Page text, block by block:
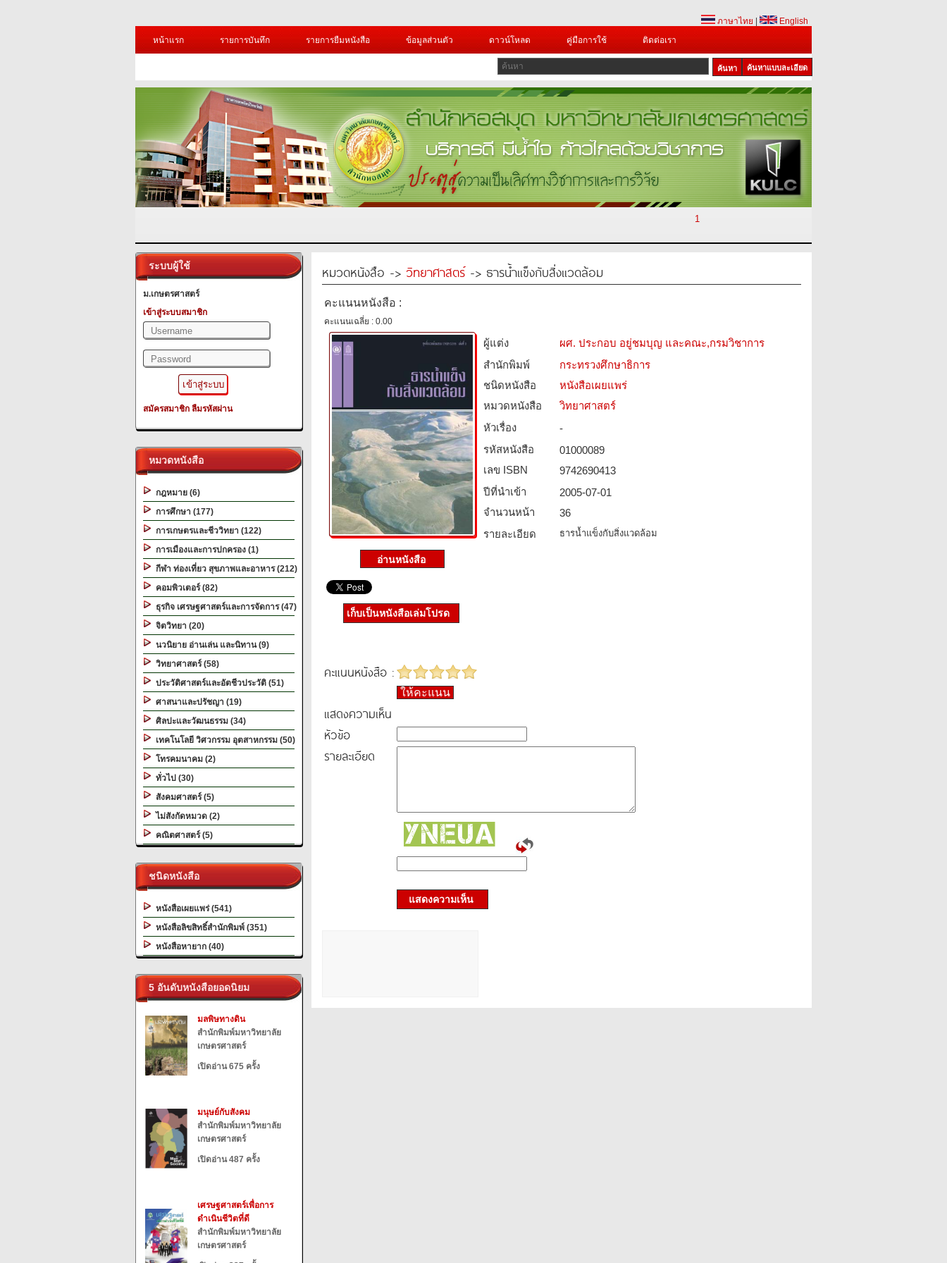
ภาษาไทย
English
หน้าแรก
รายการบันทึก รายการยืมหนังสือ ข้อมูลส่วนตัว ดาวน์โหลด คู่มือการใช้ ติดต่อเรา
ค้นหาแบบละเอียด
1
ระบบผู้ใช้
ม.เกษตรศาสตร์
เข้าสู่ระบบสมาชิก
สมัครสมาชิก ลืมรหัสผ่าน
หมวดหนังสือ
กฎหมาย (6)
การศึกษา (177)
การเกษตรและชีววิทยา (122)
การเมืองและการปกครอง (1)
กีฬา ท่องเที่ยว สุขภาพและอาหาร (212)
คอมพิวเตอร์ (82)
ธุรกิจ เศรษฐศาสตร์และการจัดการ (47)
จิตวิทยา (20)
นวนิยาย อ่านเล่น และนิทาน (9)
วิทยาศาสตร์ (58)
ประวัติศาสตร์และอัตชีวประวัติ (51)
ศาสนาและปรัชญา (19)
ศิลปะและวัฒนธรรม (34)
เทคโนโลยี วิศวกรรม อุตสาหกรรม (50)
โทรคมนาคม (2)
ทั่วไป (30)
สังคมศาสตร์ (5)
ไม่สังกัดหมวด (2)
คณิตศาสตร์ (5)
ชนิดหนังสือ
หนังสือเผยแพร่ (541)
หนังสือลิขสิทธิ์สำนักพิมพ์ (351)
หนังสือหายาก (40)
5 อันดับหนังสือยอดนิยม
มลพิษทางดิน
สำนักพิมพ์มหาวิทยาลัย
เกษตรศาสตร์
เปิดอ่าน 675 ครั้ง
มนุษย์กับสังคม
สำนักพิมพ์มหาวิทยาลัย
เกษตรศาสตร์
เปิดอ่าน 487 ครั้ง
เศรษฐศาสตร์เพื่อการ
ดำเนินชีวิตที่ดี
สำนักพิมพ์มหาวิทยาลัย
เกษตรศาสตร์
หมวดหนังสือ -> วิทยาศาสตร์-> ธารน้ำแข็งกับสิ่งแวดล้อม
คะแนนหนังสือ :
คะแนนเฉลี่ย : 0.00
ผู้แต่ง
ผศ. ประกอบ อยู่ชมบุญ และคณะ,กรมวิชาการ
สำนักพิมพ์
กระทรวงศึกษาธิการ
ชนิดหนังสือ­
หนังสือเผยแพร่
หมวดหนังสือ­
วิทยาศาสตร์
หัวเรื่อง
-
รหัสหนังสือ­
01000089
เลข ISBN
9742690413
ปีที่นำเข้า
2005-07-01
จำนวนหน้า
36
รายละเอียด
ธารน้ำแข็งกับสิ่งแวดล้อม
เก็บเป็นหนังสือเล่มโปรด
คะแนนหนังสือ :
ให้คะแนน
แสดงความเห็น
หัวข้อ
รายละเอียด
แสดงความเห็น